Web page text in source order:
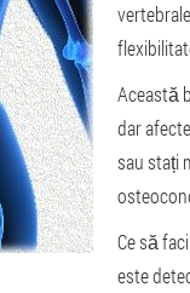
Această
dar
sau stați
Ce să
este